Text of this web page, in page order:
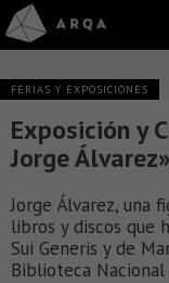
FERIAS Y EXPOSICIONES
Exposición y
Jorge
Jorge Álvarez, una
libros y discos que
Sui Generis y de
Biblioteca